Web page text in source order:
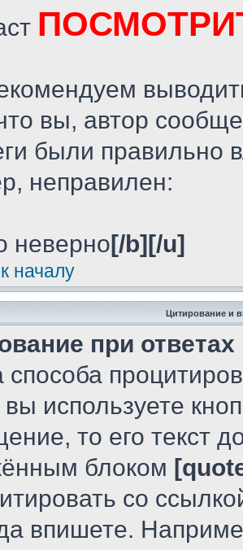
вы, автор
были правильно
неправилен:
неверно[/b][/u]
началу
Цитирование и
при ответах
способа
вы используете
то его текст
блоком
со
впишете.